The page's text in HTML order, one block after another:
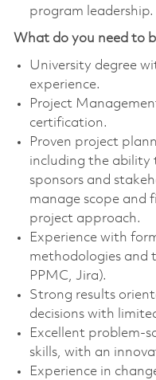
program leadership.
What do you need to
University degree
experience.
Project
certification.
Proven project
including the ability
sponsors and
manage scope and
project approach.
Experience with
methodologies and
PPMC, Jira).
Strong results
decisions with
Excellent problem-
skills, with an
Experience in